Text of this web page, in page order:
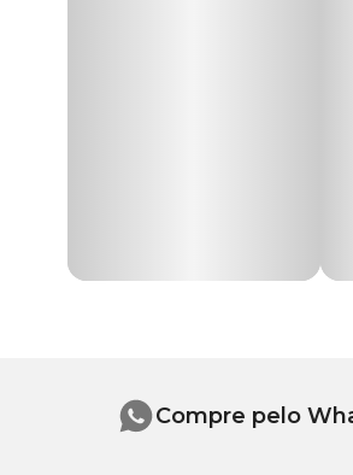
MyHug Cinza com preço
incrível. Compre
Compre pelo